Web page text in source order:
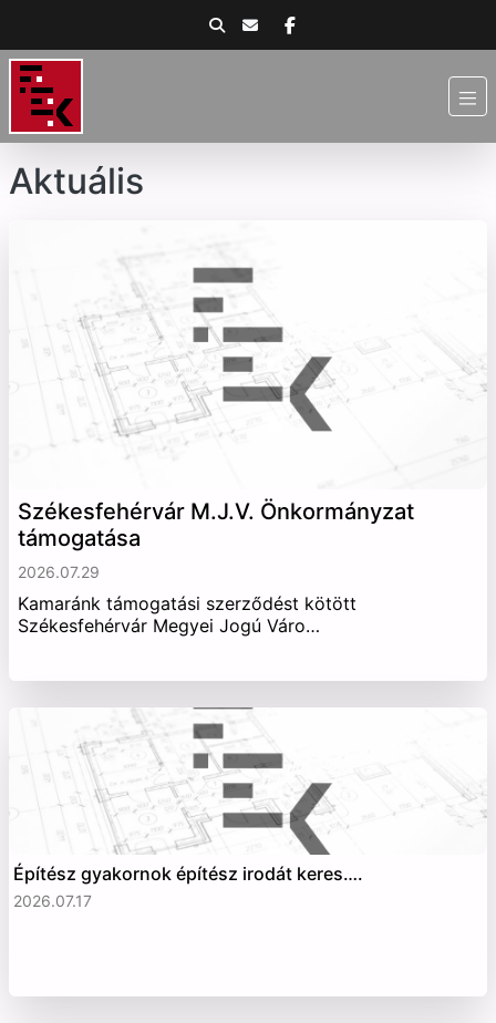
Aktuális
Székesfehérvár M.J.V. Önkormányzat
támogatása
2026.07.29
Kamaránk támogatási szerződést kötött
Székesfehérvár Megyei Jogú Váro…
Építész gyakornok építész irodát keres….
2026.07.17